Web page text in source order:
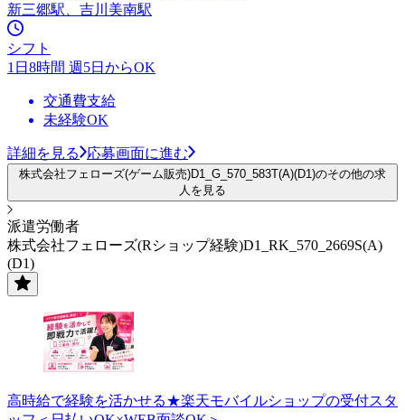
新三郷駅、吉川美南駅
シフト
1日8時間 週5日からOK
交通費支給
未経験OK
詳細を見る 応募画面に進む
株式会社フェローズ(ゲーム販売)D1_G_570_583T(A)(D1)のその他の求
人を見る
派遣労働者
株式会社フェローズ(Rショップ経験)D1_RK_570_2669S(A)
(D1)
高時給で経験を活かせる★楽天モバイルショップの受付スタ